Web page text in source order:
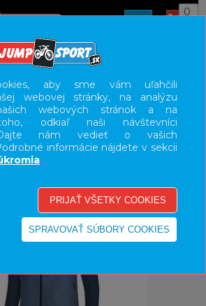
0
PANEL
KATEGÓRIE
HLAVNÉ MENU
aby sme vám uľahčili
webovej stránky, na analýzu
webových stránok a na
odkiaľ naši návštevníci
Dajte nám vedieť o vašich
informácie nájdete v sekcii